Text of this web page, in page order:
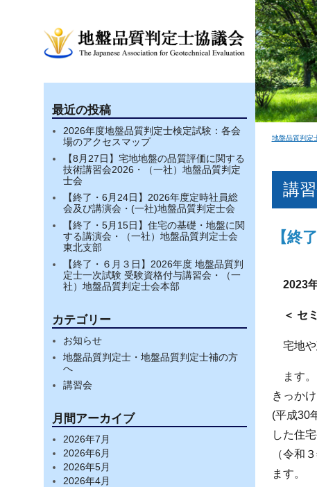
最近の投稿
2026年度地盤品質判定士検定試験：各会
場のアクセスマップ
【8月27日】宅地地盤の品質評価に関する
技術講習会2026・（一社）地盤品質判定
士会
【終了・6月24日】2026年度定時社員総
会及び講演会・(一社)地盤品質判定士会
【終了・5月15日】住宅の基礎・地盤に関
する講演会・（一社）地盤品質判定士会
東北支部
【終了・６月３日】2026年度 地盤品質判
定士一次試験 受験資格付与講習会・（一
社）地盤品質判定士会本部
カテゴリー
お知らせ
地盤品質判定士・地盤品質判定士補の方
へ
講習会
月間アーカイブ
2026年7月
2026年6月
2026年5月
2026年4月
地盤品質判定
講
【終
2023
＜ セ
宅地
ます
きっか
(平成30
した住
（令和
ます。